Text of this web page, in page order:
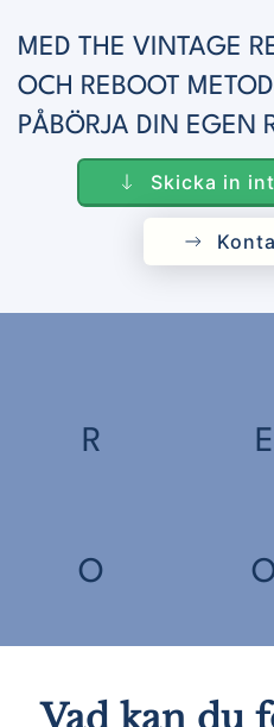
MED THE VINTAGE
OCH REBOOT
PÅBÖRJA DIN EGEN
Skicka in
R E
O